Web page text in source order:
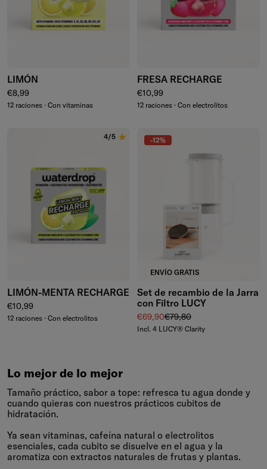
LIMÓN
Precio normal
€8,99
12 raciones · Con vitaminas
FRESA RECHARGE
Precio normal
€10,99
12 raciones · Con electrolitos
4/5
LIMÓN-MENTA RECHARGE
Precio normal
€10,99
12 raciones · Con electrolitos
-12%
ENVÍO GRATIS
Set de recambio de la Jarra
con Filtro LUCY
Precio de venta
€69,90Precio normal
€79,80
Incl. 4 LUCY® Clarity
Lo mejor de lo mejor
Tamaño práctico, sabor a tope: refresca tu agua donde y
cuando quieras con nuestros prácticos cubitos de
hidratación.
Ya sean vitaminas, cafeína natural o electrolitos
esenciales, cada cubito se disuelve en el agua y la
aromatiza con extractos naturales de frutas y plantas.